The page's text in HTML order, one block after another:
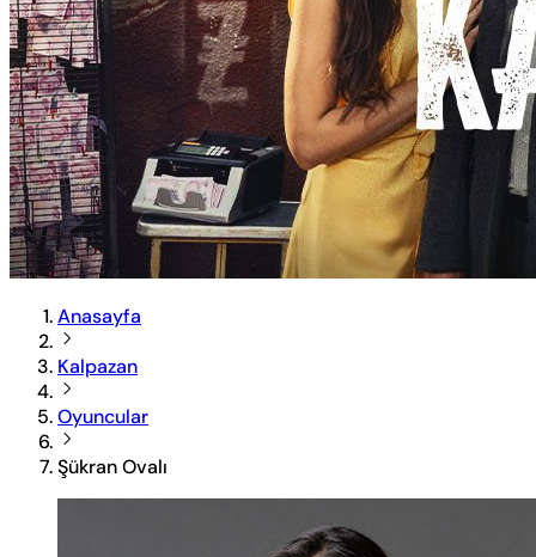
Anasayfa
Kalpazan
Oyuncular
Şükran Ovalı